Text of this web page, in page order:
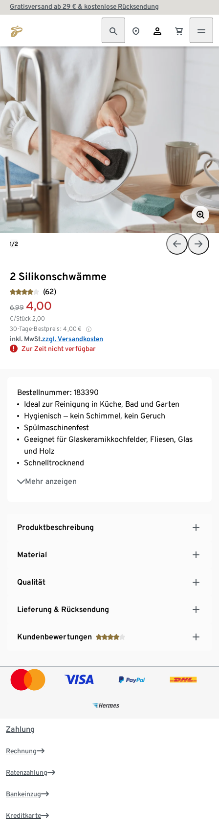
Gratisversand ab 29 € & kostenlose Rücksendung
2 Silikonschwämme
(62)
6,99 4,00
€/Stück 2,00
30-Tage-Bestpreis: 4,00 €
inkl. MwSt.zzgl. Versandkosten
Zur Zeit nicht verfügbar
1/2
Bestellnummer: 183390
Ideal zur Reinigung in Küche, Bad und Garten
Hygienisch ‒ kein Schimmel, kein Geruch
Spülmaschinenfest
Geeignet für Glaskeramikkochfelder, Fliesen, Glas
und Holz
Schnelltrocknend
Mehr anzeigen
Hinterlässt keine Kratzer
Produktbeschreibung
Material
Qualität
Lieferung & Rücksendung
Kundenbewertungen
Zahlung
Rechnung
Ratenzahlung
Bankeinzug
Kreditkarte